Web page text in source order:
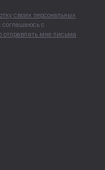
своих персональных
соглашаюсь с
отправлять мне письма